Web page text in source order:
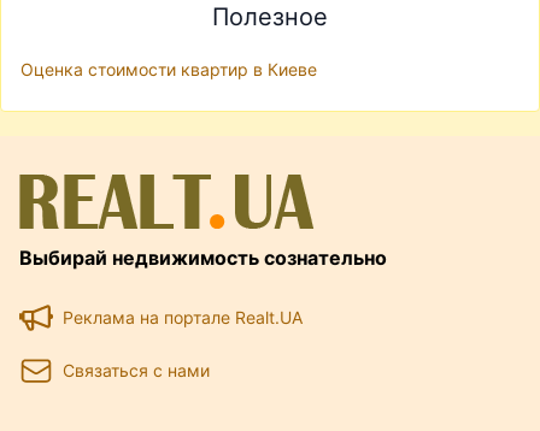
Полезное
Оценка стоимости квартир в Киеве
Выбирай недвижимость сознательно
Реклама на портале Realt.UA
Связаться с нами